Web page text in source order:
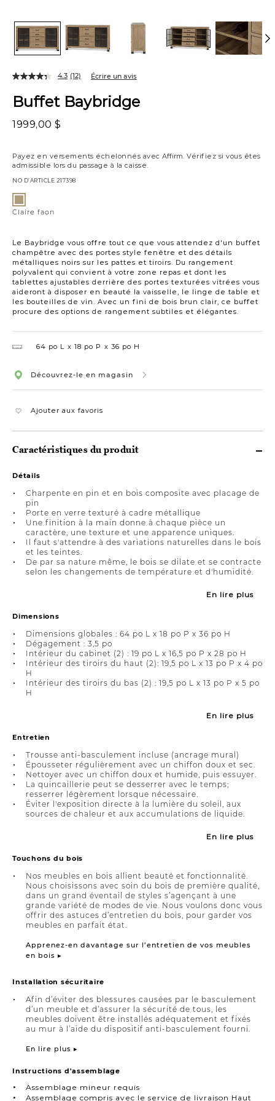
Buffet Baybridge
1999,00 $
Payez en versements échelonnés avec Affirm. Vérifiez si vous êtes
admissible lors du passage à la caisse.
NO D’ARTICLE 217398
Le Baybridge vous offre tout ce que vous attendez d'un buffet
champêtre avec des portes style fenêtre et des détails
métalliques noirs sur les pattes et tiroirs. Du rangement
polyvalent qui convient à votre zone repas et dont les
tablettes ajustables derrière des portes texturées vitrées vous
aideront à disposer en beauté la vaisselle, le linge de table et
les bouteilles de vin. Avec un fini de bois brun clair, ce buffet
procure des options de rangement subtiles et élégantes.
4.3 (12) Écrire un avis
Variations
faon
Claire faon
64 po L 18 po P 36 po H
Découvrez-le en magasin
Ajouter aux favoris
Caractéristiques du produit
Détails
Charpente en pin et en bois composite avec placage de
pin
Porte en verre texturé à cadre métallique
Une finition à la main donne à chaque pièce un
caractère, une texture et une apparence uniques.
Il faut s'attendre à des variations naturelles dans le bois
et les teintes.
De par sa nature même, le bois se dilate et se contracte
selon les changements de température et d'humidité.
En lire plus
Dimensions
Dimensions globales : 64 po L x 18 po P x 36 po H
Dégagement : 3,5 po
Intérieur du cabinet (2) : 19 po L x 16,5 po P x 28 po H
Intérieur des tiroirs du haut (2): 19,5 po L x 13 po P x 4 po
H
Intérieur des tiroirs du bas (2) : 19,5 po L x 13 po P x 5 po
H
En lire plus
Entretien
Trousse anti-basculement incluse (ancrage mural)
Épousseter régulièrement avec un chiffon doux et sec.
Nettoyer avec un chiffon doux et humide, puis essuyer.
La quincaillerie peut se desserrer avec le temps;
resserrer légèrement lorsque nécessaire.
Éviter l'exposition directe à la lumière du soleil, aux
sources de chaleur et aux accumulations de liquide.
En lire plus
Touchons du bois
Nos meubles en bois allient beauté et fonctionnalité.
Nous choisissons avec soin du bois de première qualité,
dans un grand éventail de styles s’agençant à une
grande variété de modes de vie. Nous voulons donc vous
offrir des astuces d’entretien du bois, pour garder vos
meubles en parfait état.
Apprenez-en davantage sur l’entretien de vos meubles
en bois ▸
Installation sécuritaire
Afin d’éviter des blessures causées par le basculement
d’un meuble et d’assurer la sécurité de tous, les
meubles doivent être installés adéquatement et fixés
au mur à l’aide du dispositif anti-basculement fourni.
En lire plus ▸
Instructions d'assemblage
Assemblage mineur requis
Assemblage compris avec le service de livraison Haut